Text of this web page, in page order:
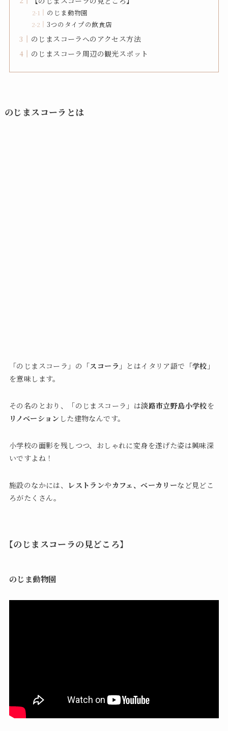
のじま動物園
3つのタイプの飲食店
のじまスコーラへのアクセス方法
のじまスコーラ周辺の観光スポット
のじまスコーラとは
「のじまスコーラ」の 「スコーラ」 とはイタリア語で 「学校」
を意味します。
その名のとおり、「のじまスコーラ」は淡路市立野島小学校を
リノベーション した建物なんです。
小学校の面影を残しつつ、おしゃれに変身を遂げた姿は興味深
いですよね！
施設のなかには、 レストランや カフェ、ベーカリーなど見どこ
ろがたくさん。
【のじまスコーラの見どころ】
のじま動物園